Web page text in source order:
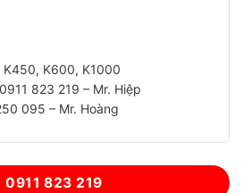
K600, K1000
823 219 – Mr. Hiệp
095 – Mr. Hoàng
0911 823 219